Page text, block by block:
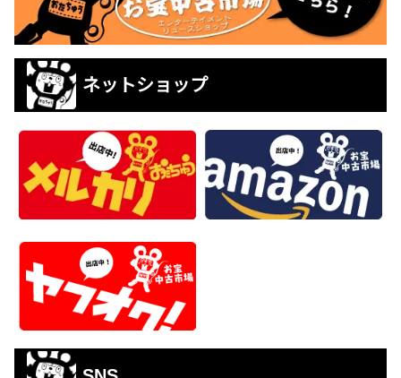
ネットショップ